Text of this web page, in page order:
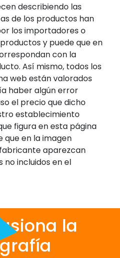
describiendo las
de los productos han
los importadores o
y puede que en
con la
Así mismo, todos los
web están valorados
haber algún error
el precio que dicho
establecimiento
figura en esta página
que en la imagen
aparezcan
incluidos en el
la